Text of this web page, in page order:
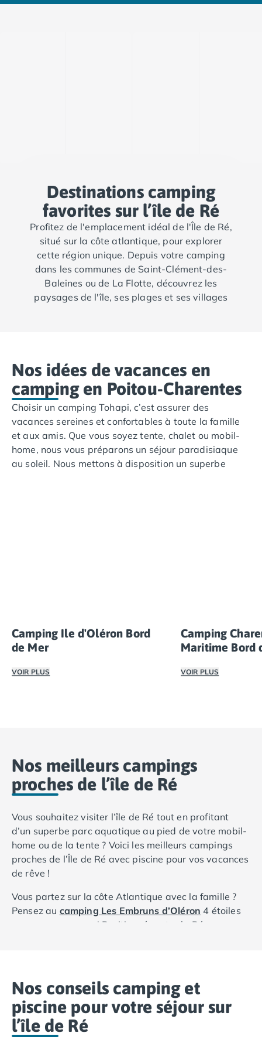
Destinations camping
favorites sur l’île de Ré
Profitez de l'emplacement idéal de l'Île de Ré,
situé sur la côte atlantique, pour explorer
cette région unique. Depuis votre camping
dans les communes de Saint-Clément-des-
Baleines ou de La Flotte, découvrez les
paysages de l'île, ses plages et ses villages
Nos idées de vacances en
camping en Poitou-Charentes
Choisir un camping Tohapi, c’est assurer des
vacances sereines et confortables à toute la famille
et aux amis. Que vous soyez tente, chalet ou mobil-
home, nous vous préparons un séjour paradisiaque
au soleil. Nous mettons à disposition un superbe
Camping Ile d'Oléron Bord
de Mer
VOIR PLUS
Camping
Maritime Bord
VOIR PLUS
Nos meilleurs campings
proches de l’île de Ré
Vous souhaitez visiter l’île de Ré tout en profitant
d’un superbe parc aquatique au pied de votre mobil-
home ou de la tente ? Voici les meilleurs campings
proches de l’Île de Ré avec piscine pour vos vacances
de rêve !
Vous partez sur la côte Atlantique avec la famille ?
Pensez au camping Les Embruns d’Oléron 4 étoiles
pour vos vacances ! Positionné contre la Réserve
équestre du camping. L’espace aquatique occupe
évidemment une place de choix : vos enfants vont
adorer le bassin coloré qui leur est dédié. Bref, mer,
océan ou piscine… Vous avez l’embarras du choix
avec ce camping proche de l'île de Ré !
Nos conseils camping et
piscine pour votre séjour sur
l’île de Ré